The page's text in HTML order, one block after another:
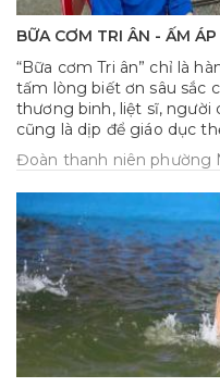
BỮA CƠM TRI ÂN - ẤM
“Bữa cơm Tri ân” chỉ là
tấm lòng biết ơn sâu sắc
thương binh, liệt sĩ, người
cũng là dịp để giáo dục
cường, bất khuất của lớp
yêu quê hương, thể hiện
ghi nhớ công ơn to lớn
công với đất nước.
Đoàn thanh niên phường